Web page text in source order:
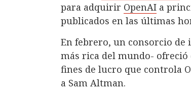
para adquirir OpenAI a
publicados en las últimas
En febrero, un consorcio de
más rica del mundo-
fines de lucro que controla
a Sam Altman.